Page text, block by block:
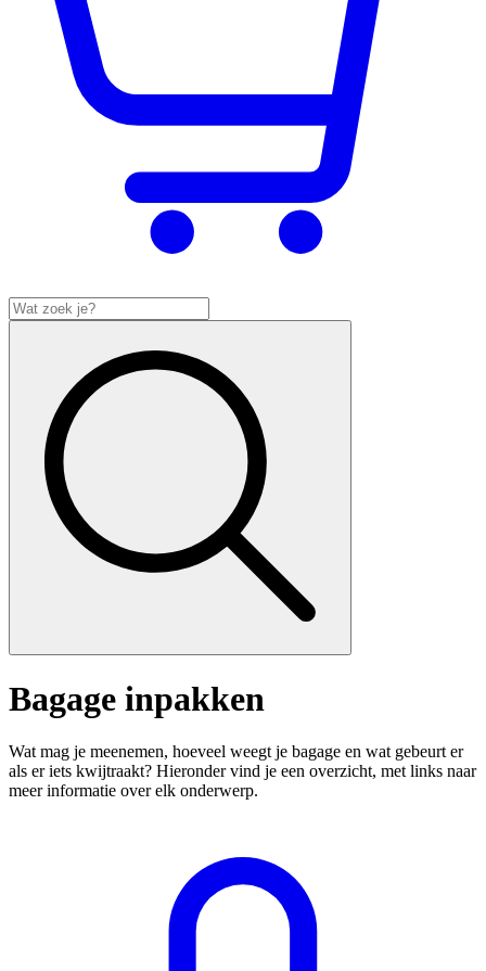
Bagage inpakken
Wat mag je meenemen, hoeveel weegt je bagage en wat gebeurt er
als er iets kwijtraakt? Hieronder vind je een overzicht, met links naar
meer informatie over elk onderwerp.